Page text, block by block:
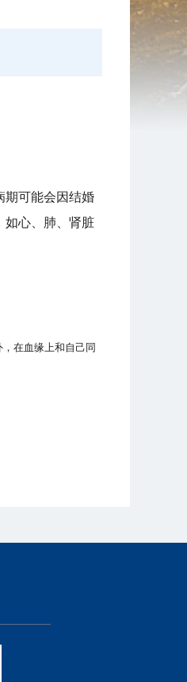
期可能会因结婚
如心、肺、肾脏
在血缘上和自己同